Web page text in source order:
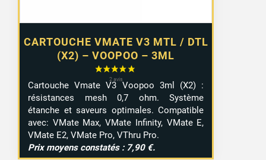
CARTOUCHE VMATE V3 MTL / DTL
(X2) – VOOPOO – 3ML
Cartouche Vmate V3 Voopoo 3ml (X2) :
résistances mesh 0,7 ohm. Système
étanche et saveurs optimales. Compatible
avec: VMate Max, VMate Infinity, VMate E,
VMate E2, VMate Pro, VThru Pro.
Prix moyens constatés : 7,90 €.